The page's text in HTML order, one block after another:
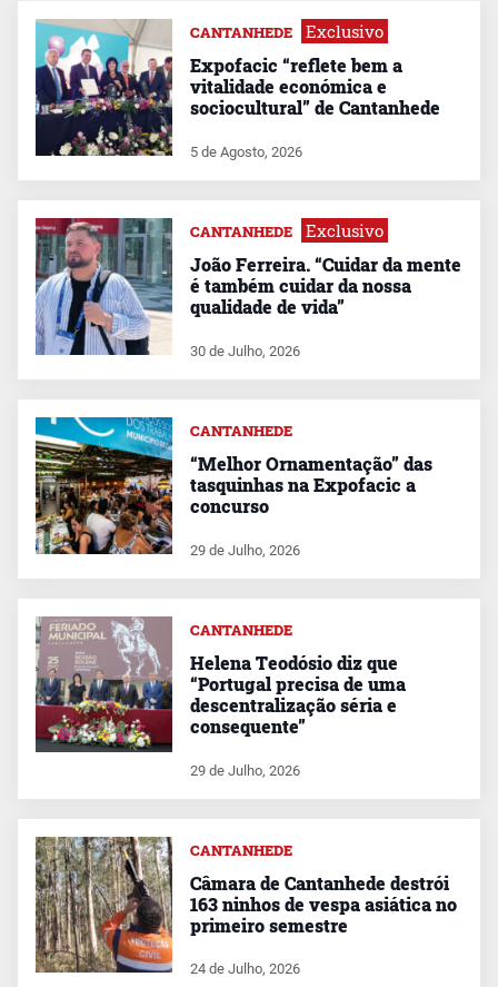
CANTANHEDE Exclusivo
Expofacic “reflete bem a
vitalidade económica e
sociocultural” de Cantanhede
5 de Agosto, 2026
CANTANHEDE Exclusivo
João Ferreira. “Cuidar da mente
é também cuidar da nossa
qualidade de vida”
30 de Julho, 2026
CANTANHEDE
“Melhor Ornamentação” das
tasquinhas na Expofacic a
concurso
29 de Julho, 2026
CANTANHEDE
Helena Teodósio diz que
“Portugal precisa de uma
descentralização séria e
consequente”
29 de Julho, 2026
CANTANHEDE
Câmara de Cantanhede destrói
163 ninhos de vespa asiática no
primeiro semestre
24 de Julho, 2026